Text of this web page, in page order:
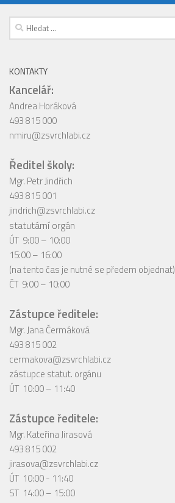
Vyhledávání
KONTAKTY
Kancelář:
Andrea Horáková
493 815 000
nmiru@zsvrchlabi.cz
Ředitel školy:
Mgr. Petr Jindřich
493 815 001
jindrich@zsvrchlabi.cz
statutární orgán
ÚT 9:00 – 10:00
15:00 – 16:00
(na tento čas je nutné se předem objednat)
ČT 9:00 – 10:00
Zástupce ředitele:
Mgr. Jana Čermáková
493 815 002
cermakova@zsvrchlabi.cz
zástupce statut. orgánu
ÚT 10:00 – 11:40
Zástupce ředitele:
Mgr. Kateřina Jirasová
493 815 002
jirasova@zsvrchlabi.cz
ÚT 10:00 - 11:40
ST 14:00 – 15:00